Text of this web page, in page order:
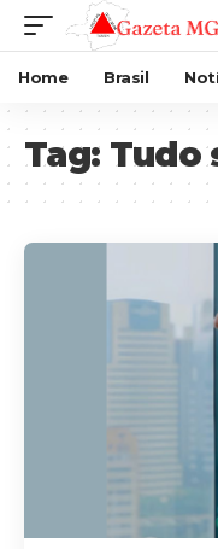
Home Brasil
Tag: Tudo